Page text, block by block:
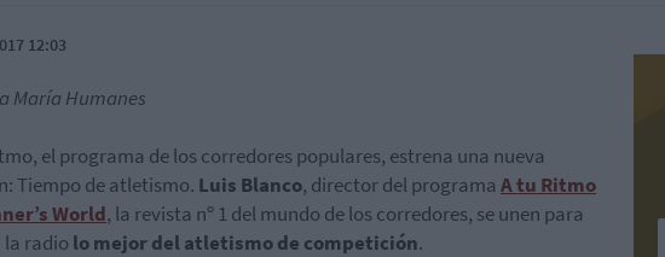
12:03
María Humanes
el programa de los corredores populares, estrena una nueva
Tiempo de atletismo. Luis Blanco, director del programa A tu Ritmo
World, la revista nº 1 del mundo de los corredores, se unen para
radio lo mejor del atletismo de competición.